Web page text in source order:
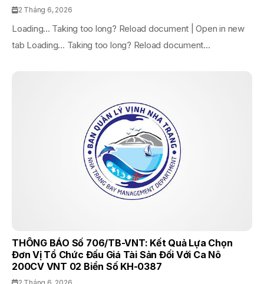
2 Tháng 6, 2026
Loading... Taking too long? Reload document | Open in new
tab Loading... Taking too long? Reload document...
THÔNG BÁO Số 706/TB-VNT: Kết Quả Lựa Chọn
Đơn Vị Tổ Chức Đấu Giá Tài Sản Đối Với Ca Nô
200CV VNT 02 Biển Số KH-0387